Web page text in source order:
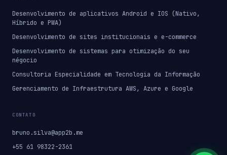
Desenvolvimento de aplicativos Android e IOS (Nativo,
Híbrido e PWA)
Desenvolvimento de sites institucionais e e-commerce
Desenvolvimento de sistemas para otimização do seu
négocio
Consultoria Especialidade em Tecnologia da Informação
Gerenciamento de Infraestrutura AWS, Azure e Google
CONTATO
bruno.silva@app2b.me
+55 61 98322-2361